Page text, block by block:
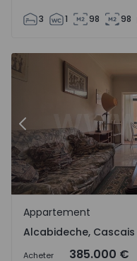
3 1 98 98
Appartement T2
Précédent
Alcabideche, Cascais
Appartement
Alcabideche, Cascais
Acheter 385.000 €